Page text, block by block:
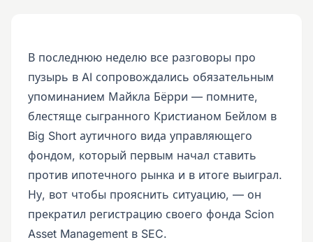
В последнюю неделю все разговоры про
пузырь в AI сопровождались обязательным
упоминанием Майкла Бёрри — помните,
блестяще сыгранного Кристианом Бейлом в
Big Short аутичного вида управляющего
фондом, который первым начал ставить
против ипотечного рынка и в итоге выиграл.
Ну, вот чтобы прояснить ситуацию, — он
прекратил регистрацию своего фонда Scion
Asset Management в SEC.